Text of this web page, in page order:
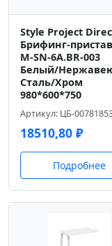
Style Project
Брифинг-
M-SN-6A.BR-003
Белый/
Сталь/Хром
980*600*750
Артикул: ЦБ-
18510,80 ₽
Подробнее